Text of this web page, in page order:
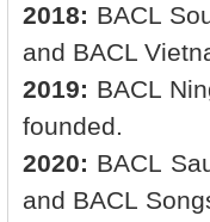
2018: BACL
and BACL
2019: BACL
founded.
2020: BACL
and BACL